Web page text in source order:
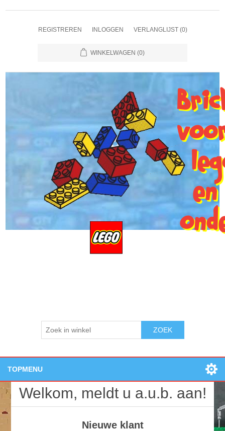
REGISTREREN INLOGGEN VERLANGLIJST (0)
WINKELWAGEN (0)
ZOEK
TOPMENU
Openingstijden:
Losse onderdelen
Nieuwe producten
Welkom, meldt u a.u.b. aan!
Nieuwe klant